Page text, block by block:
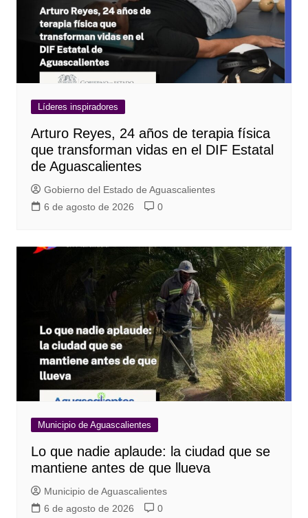
Líderes inspiradores
Arturo Reyes, 24 años de terapia física
que transforman vidas en el DIF Estatal
de Aguascalientes
Gobierno del Estado de Aguascalientes
6 de agosto de 2026
0
Municipio de Aguascalientes
Lo que nadie aplaude: la ciudad que se
mantiene antes de que llueva
Municipio de Aguascalientes
6 de agosto de 2026
0